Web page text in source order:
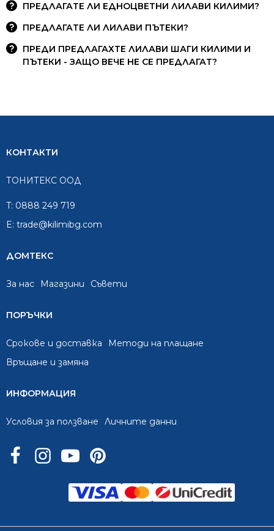
ПРЕДЛАГАТЕ ЛИ ЕДНОЦВЕТНИ ЛИЛАВИ КИЛИМИ?
ПРЕДЛАГАТЕ ЛИ ЛИЛАВИ ПЪТЕКИ?
ПРЕДИ ПРЕДЛАГАХТЕ ЛИЛАВИ ШАГИ КИЛИМИ И
ПЪТЕКИ - ЗАЩО ВЕЧЕ НЕ СЕ ПРЕДЛАГАТ?
КОНТАКТИ
ТОНИТЕКС ООД
T: 0888 249 719
E: trade@kilimibg.com
ДОМТЕКС
За нас Mагазини Съвети
ПОРЪЧКИ
Срокове и доставка
Методи на плащане
Връщане и замяна
ИНФОРМАЦИЯ
Условия за ползване Личните данни